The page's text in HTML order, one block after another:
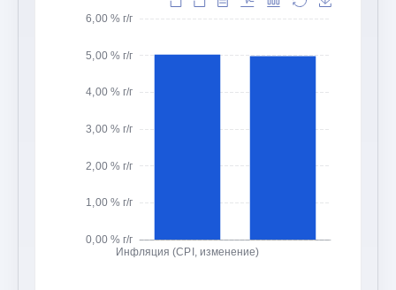
0,00 % г/г
1,00 % г/г
2,00 % г/г
3,00 % г/г
4,00 % г/г
5,00 % г/г
6,00 % г/г
Инфляция (CPI, изменение)